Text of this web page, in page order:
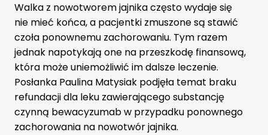
Walka z nowotworem jajnika często wydaje się
nie mieć końca, a pacjentki zmuszone są stawić
czoła ponownemu zachorowaniu. Tym razem
jednak napotykają one na przeszkodę finansową,
która może uniemożliwić im dalsze leczenie.
Posłanka Paulina Matysiak podjęła temat braku
refundacji dla leku zawierającego substancję
czynną bewacyzumab w przypadku ponownego
zachorowania na nowotwór jajnika.